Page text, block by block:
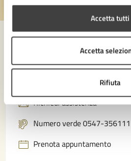
Accetta tutti
Accetta
Rifiuta
Valuta 5 stelle su 5
Valuta 4 stelle su 5
Valuta 3 stelle su 5
Valuta 2 stelle su 5
Valuta 1 stelle su 5
Contatta il comune
Leggi le domande frequenti
Richiedi assistenza
Numero verde 0547-356111
Prenota appuntamento